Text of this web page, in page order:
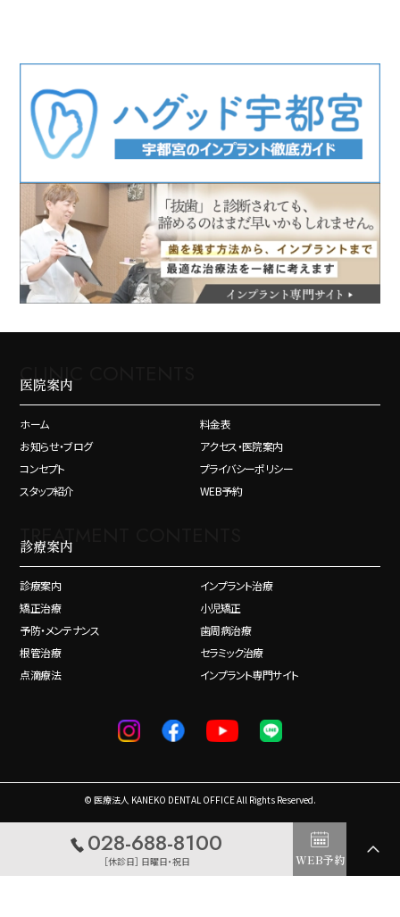
CLINIC CONTENTS
医院案内
ホーム
料金表
お知らせ・ブログ
アクセス・医院案内
コンセプト
プライバシーポリシー
スタッフ紹介
WEB予約
TREATMENT CONTENTS
診療案内
診療案内
インプラント治療
矯正治療
小児矯正
予防・メンテナンス
歯周病治療
根管治療
セラミック治療
点滴療法
インプラント専門サイト
© 医療法人 KANEKO DENTAL OFFICE All Rights Reserved.
028-688-8100
［休診日］ 日曜日・祝日 WEB予約